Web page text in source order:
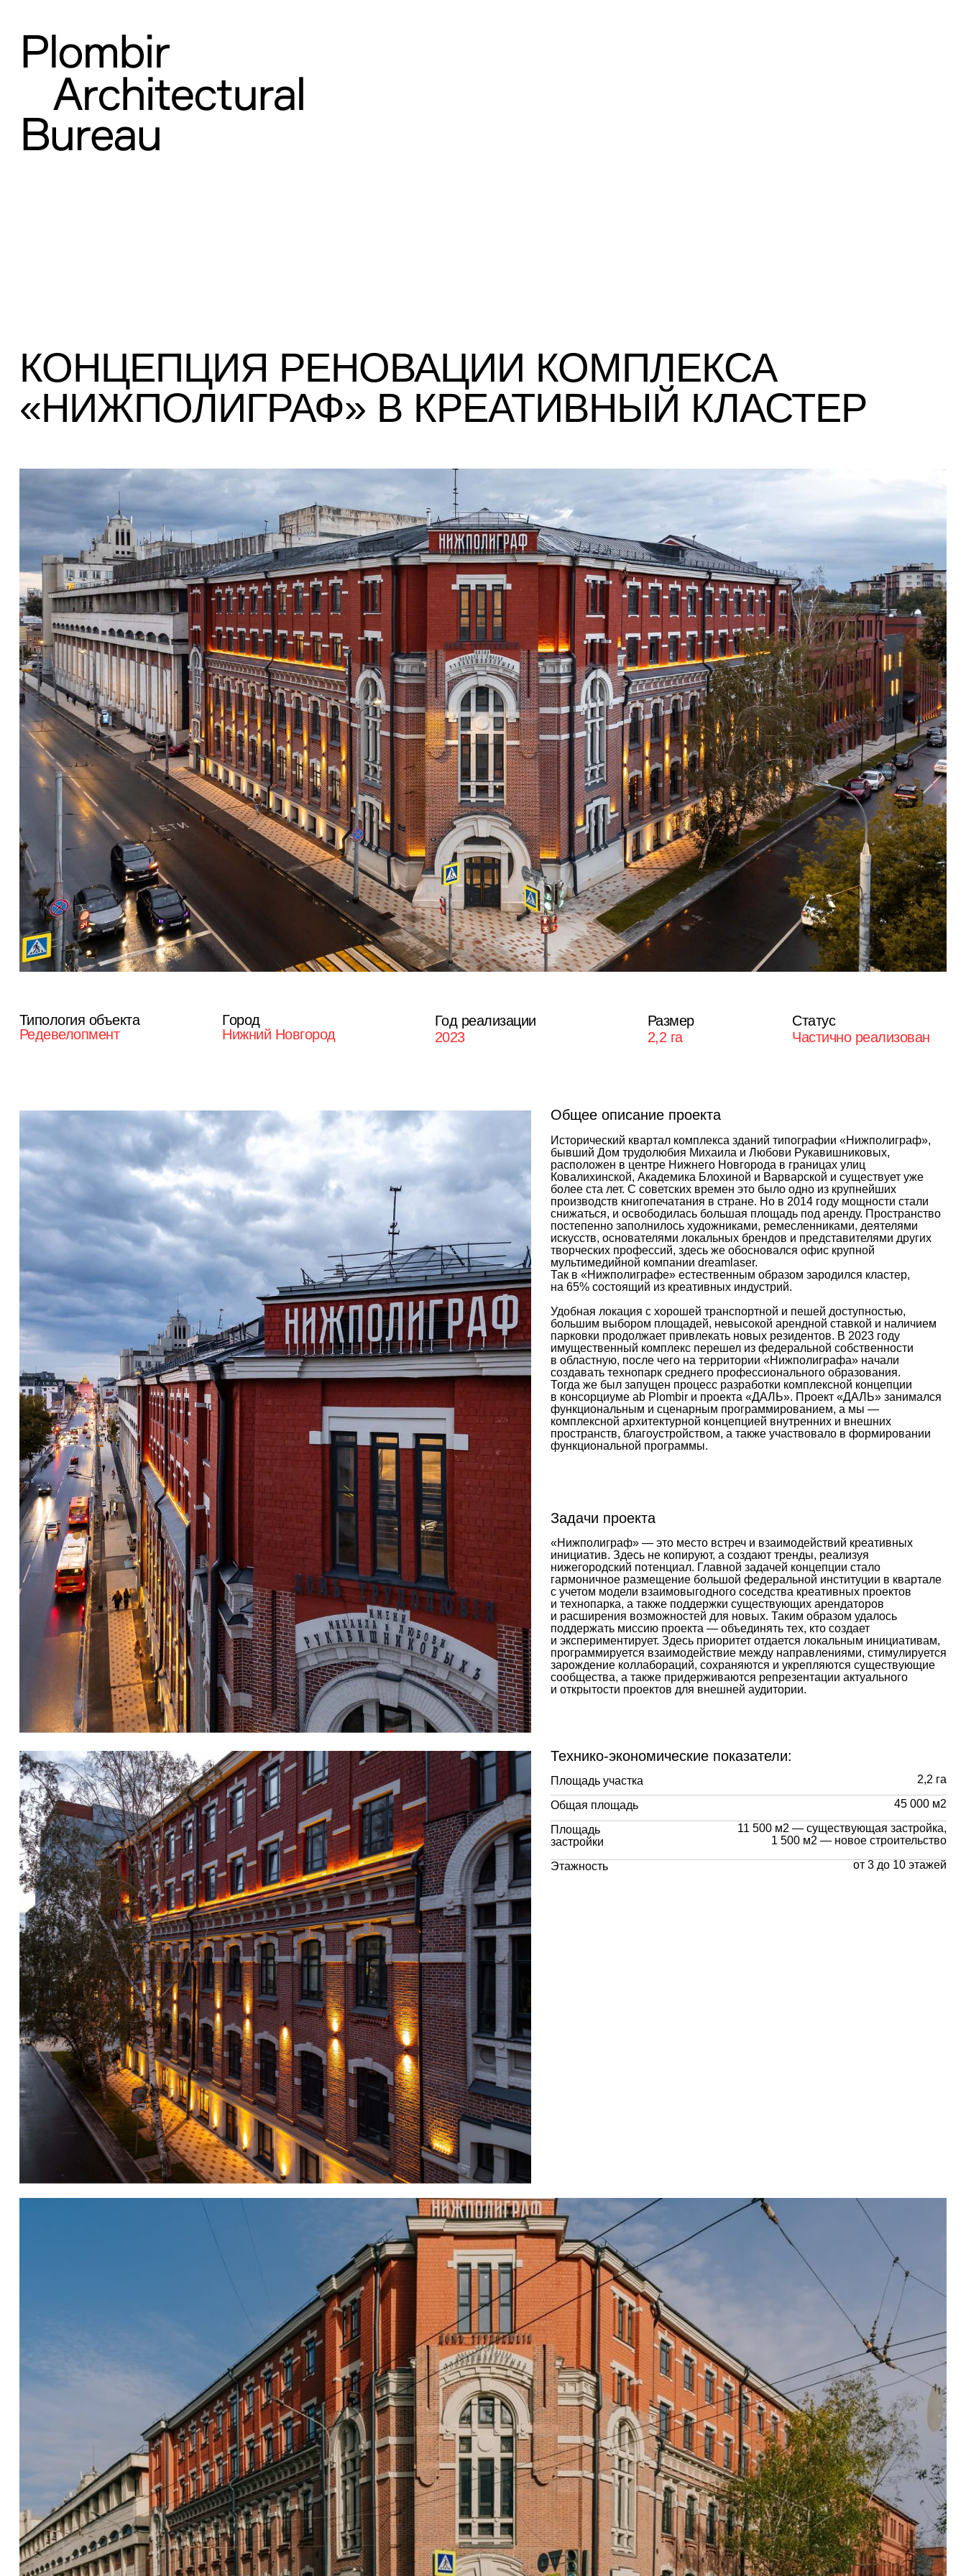
Типология объекта
Редевелопмент
Город
Нижний Новгород
Год реализации
2023
Размер
2,2 га
Статус
Частично реализован
КОНЦЕПЦИЯ РЕНОВАЦИИ КОМПЛЕКСА
«НИЖПОЛИГРАФ» В КРЕАТИВНЫЙ КЛАСТЕР
Исторический квартал комплекса зданий типографии «Нижполиграф»,
бывший Дом трудолюбия Михаила и Любови Рукавишниковых,
расположен в центре Нижнего Новгорода в границах улиц
Ковалихинской, Академика Блохиной и Варварской и существует уже
более ста лет. С советских времен это было одно из крупнейших
производств книгопечатания в стране. Но в 2014 году мощности стали
снижаться, и освободилась большая площадь под аренду. Пространство
постепенно заполнилось художниками, ремесленниками, деятелями
искусств, основателями локальных брендов и представителями других
творческих профессий, здесь же обосновался офис крупной
мультимедийной компании dreamlaser.
Так в «Нижполиграфе» естественным образом зародился кластер,
на 65% состоящий из креативных индустрий.
Удобная локация с хорошей транспортной и пешей доступностью,
большим выбором площадей, невысокой арендной ставкой и наличием
парковки продолжает привлекать новых резидентов. В 2023 году
имущественный комплекс перешел из федеральной собственности
в областную, после чего на территории «Нижполиграфа» начали
создавать технопарк среднего профессионального образования.
Тогда же был запущен процесс разработки комплексной концепции
в консорциуме ab Plombir и проекта «ДАЛЬ». Проект «ДАЛЬ» занимался
функциональным и сценарным программированием, а мы —
комплексной архитектурной концепцией внутренних и внешних
пространств, благоустройством, а также участвовало в формировании
функциональной программы.
Общее описание проекта
Задачи проекта
«Нижполиграф» — это место встреч и взаимодействий креативных
инициатив. Здесь не копируют, а создают тренды, реализуя
нижегородский потенциал. Главной задачей концепции стало
гармоничное размещение большой федеральной институции в квартале
с учетом модели взаимовыгодного соседства креативных проектов
и технопарка, а также поддержки существующих арендаторов
и расширения возможностей для новых. Таким образом удалось
поддержать миссию проекта — объединять тех, кто создает
и экспериментирует. Здесь приоритет отдается локальным инициативам,
программируется взаимодействие между направлениями, стимулируется
зарождение коллабораций, сохраняются и укрепляются существующие
сообщества, а также придерживаются репрезентации актуального
и открытости проектов для внешней аудитории.
Технико-экономические показатели:
Площадь участка
Общая площадь
Площадь
застройки
Этажность
2,2 га
45 000 м2
11 500 м2 — существующая застройка,
1 500 м2 — новое строительство
от 3 до 10 этажей